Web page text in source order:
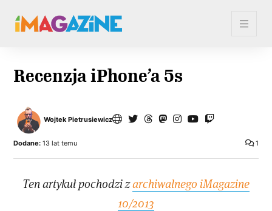
Recenzja iPhone’a 5s
Wojtek Pietrusiewicz
1
Dodane: 13 lat temu
Ten artykuł pochodzi zarchiwalnego iMagazine
10/2013